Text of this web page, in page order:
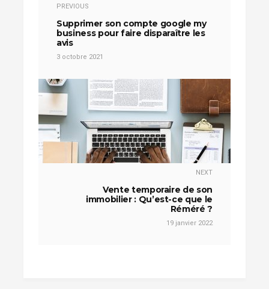
PREVIOUS
Supprimer son compte google my
business pour faire disparaître les
avis
3 octobre 2021
NEXT
Vente temporaire de son
immobilier : Qu’est-ce que le
Réméré ?
19 janvier 2022